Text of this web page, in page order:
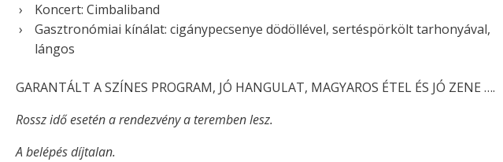
Koncert: Cimbaliband
Gasztronómiai kínálat: cigánypecsenye dödöllével, sertéspörkölt tarhonyával,
lángos
GARANTÁLT A SZÍNES PROGRAM, JÓ HANGULAT, MAGYAROS ÉTEL ÉS JÓ ZENE ….
Rossz idő esetén a rendezvény a teremben lesz.
A belépés díjtalan.